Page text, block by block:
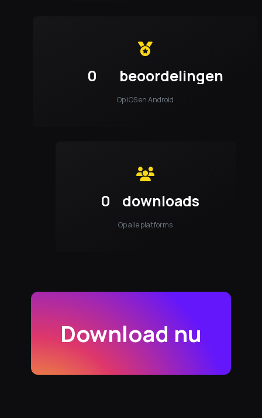
0 beoordelingen
Op iOS en Android
0 downloads
Op alle platforms
Download nu